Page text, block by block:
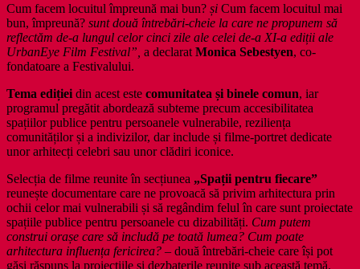
Cum facem locuitul împreună mai bun? și Cum facem locuitul mai
bun, împreună? sunt două întrebări-cheie la care ne propunem să
reflectăm de-a lungul celor cinci zile ale celei de-a XI-a ediții ale
UrbanEye Film Festival”, a declarat Monica Sebestyen, co-
fondatoare a Festivalului.
Tema ediției din acest este comunitatea și binele comun, iar
programul pregătit abordează subteme precum accesibilitatea
spațiilor publice pentru persoanele vulnerabile, reziliența
comunităților și a indivizilor, dar include și filme-portret dedicate
unor arhitecți celebri sau unor clădiri iconice.
Selecția de filme reunite în secțiunea „Spații pentru fiecare”
reunește documentare care ne provoacă să privim arhitectura prin
ochii celor mai vulnerabili și să regândim felul în care sunt proiectate
spațiile publice pentru persoanele cu dizabilități. Cum putem
construi orașe care să includă pe toată lumea? Cum poate
arhitectura influența fericirea? – două întrebări-cheie care își pot
găsi răspuns la proiecțiile și dezbaterile reunite sub această temă.